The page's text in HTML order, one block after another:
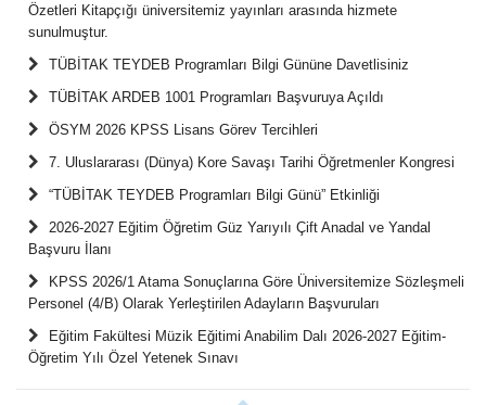
Özetleri Kitapçığı üniversitemiz yayınları arasında hizmete
sunulmuştur.
TÜBİTAK TEYDEB Programları Bilgi Gününe Davetlisiniz
TÜBİTAK ARDEB 1001 Programları Başvuruya Açıldı
ÖSYM 2026 KPSS Lisans Görev Tercihleri
7. Uluslararası (Dünya) Kore Savaşı Tarihi Öğretmenler Kongresi
“TÜBİTAK TEYDEB Programları Bilgi Günü” Etkinliği
2026-2027 Eğitim Öğretim Güz Yarıyılı Çift Anadal ve Yandal
Başvuru İlanı
KPSS 2026/1 Atama Sonuçlarına Göre Üniversitemize Sözleşmeli
Personel (4/B) Olarak Yerleştirilen Adayların Başvuruları
Eğitim Fakültesi Müzik Eğitimi Anabilim Dalı 2026-2027 Eğitim-
Öğretim Yılı Özel Yetenek Sınavı